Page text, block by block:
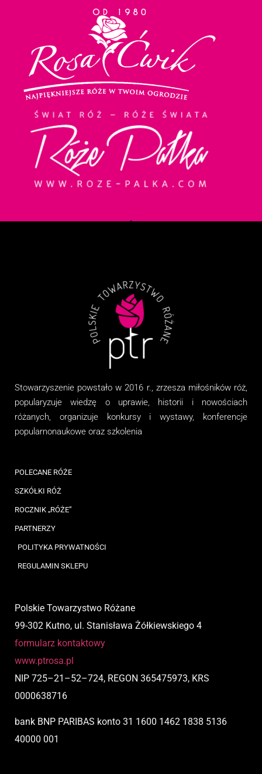
Stowarzyszenie powstało w 2016 r., zrzesza miłośników róż,
popularyzuje wiedzę o uprawie, historii i nowościach
różanych, organizujekonkursy i wystawy, konferencje
popularnonaukowe oraz szkolenia
POLECANE RÓŻE
SZKÓŁKI RÓŻ
ROCZNIK „RÓŻE”
PARTNERZY
POLITYKA PRYWATNOŚCI
REGULAMIN SKLEPU
Polskie Towarzystwo Różane
99-302 Kutno, ul. Stanisława Żółkiewskiego 4
formularz kontaktowy
www.ptrosa.pl
NIP 725–21 –52–724, REGON 365475973, KRS
0000638716
bank BNP PARIBAS konto 31 1600 1462 1838 5136
40000 001